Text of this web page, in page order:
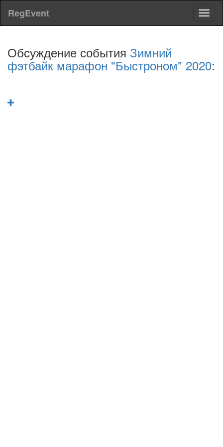
RegEvent
Обсуждение события Зимний
фэтбайк марафон "Быстроном" 2020: